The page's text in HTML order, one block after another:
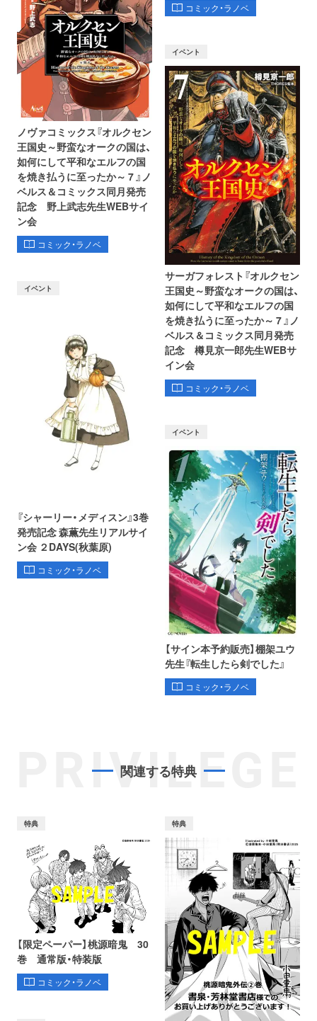
コミック・ラノベ
ノヴァコミックス『オルクセン
王国史～野蛮なオークの国は、
如何にして平和なエルフの国
を焼き払うに至ったか～ 7 』ノ
ベルス＆コミックス同月発売
記念 野上武志先生WEBサイ
ン会
コミック・ラノベ
イベント
サーガフォレスト『オルクセン
王国史～野蛮なオークの国は、
如何にして平和なエルフの国
を焼き払うに至ったか～ 7 』ノ
ベルス＆コミックス同月発売
記念 樽見京一郎先生WEBサ
イン会
コミック・ラノベ
イベント
『シャーリー・メディスン』3巻
発売記念 森薫先生リアルサイ
ン会 ２DAYS(秋葉原)
コミック・ラノベ
イベント
【サイン本予約販売】棚架ユウ
先生『転生したら剣でした』
コミック・ラノベ
PRIVILEGE
関連する特典
特典
【限定ペーパー】桃源暗鬼 30
巻 通常版・特装版
コミック・ラノベ
特典